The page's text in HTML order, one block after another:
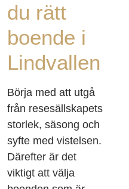
du rätt
boende i
Lindvallen
Börja med att utgå
från resesällskapets
storlek, säsong och
syfte med vistelsen.
Därefter är det
viktigt att välja